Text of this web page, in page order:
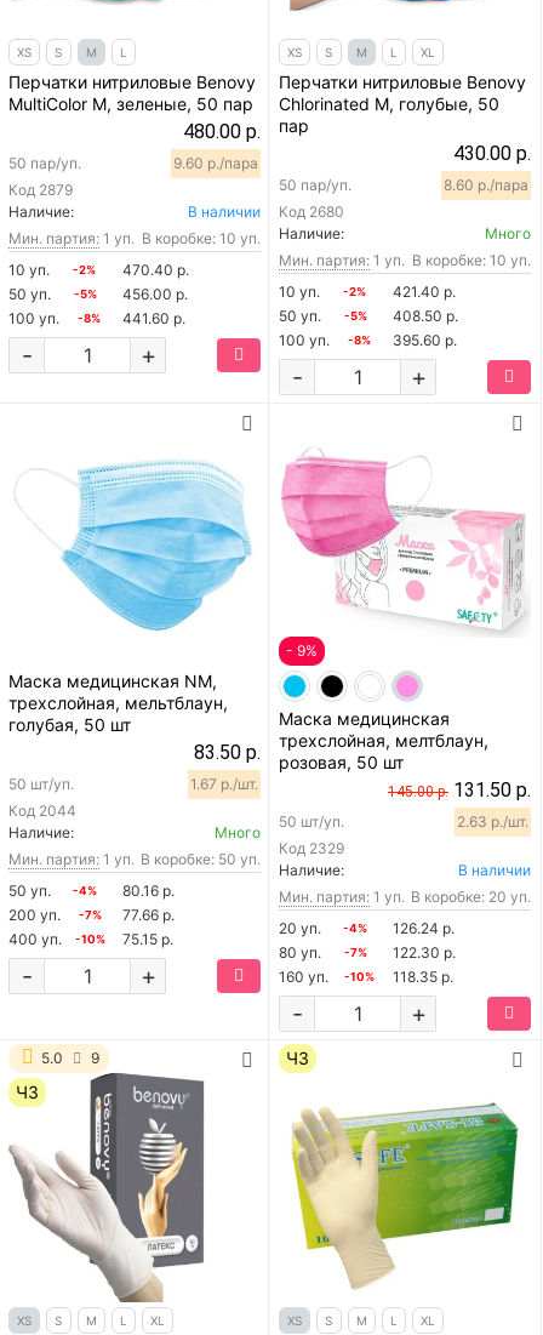
XS S M L
Перчатки нитриловые Benovy
MultiColor M, зеленые, 50 пар
480.00 р.
Код 2879
50 пар/уп. 9.60 р./пара
Наличие:
В наличии
Мин. партия: 1 уп. В коробке: 10 уп.
10 уп.
-2%
470.40 р.
50 уп.
-5%
456.00 р.
100 уп.
-8% 441.60 р.
+
-
XS S M L XL
Перчатки нитриловые Benovy
Chlorinated M, голубые, 50
пар
430.00 р.
Код 2680
50 пар/уп. 8.60 р./пара
Наличие:
Много
Мин. партия: 1 уп. В коробке: 10 уп.
10 уп.
-2%
421.40 р.
50 уп.
-5%
408.50 р.
100 уп.
-8% 395.60 р.
+
-
Маска медицинская NM,
трехслойная, мельтблаун,
голубая, 50 шт
83.50 р.
Код 2044
50 шт/уп. 1.67 р./шт.
Наличие:
Много
Мин. партия: 1 уп. В коробке: 50 уп.
50 уп.
-4%
80.16 р.
200 уп.
-7%
77.66 р.
400 уп.
-10% 75.15 р.
+
-
- 9%
Маска медицинская
трехслойная, мелтблаун,
розовая, 50 шт
145.00 р. 131.50 р.
Код 2329
50 шт/уп. 2.63 р./шт.
Наличие:
В наличии
Мин. партия: 1 уп. В коробке: 20 уп.
20 уп.
-4%
126.24 р.
80 уп.
-7%
122.30 р.
160 уп.
-10% 118.35 р.
+
-
5.0 9
ЧЗ
XS S M L XL
ЧЗ
XS S M L XL